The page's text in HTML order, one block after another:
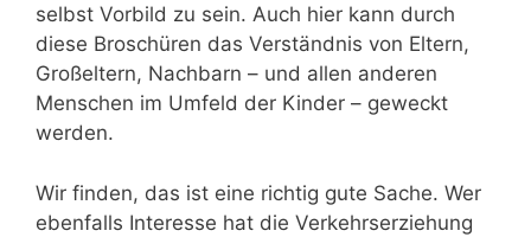
selbst Vorbild zu sein. Auch hier kann durch
diese Broschüren das Verständnis von Eltern,
Großeltern, Nachbarn – und allen anderen
Menschen im Umfeld der Kinder – geweckt
werden.
Wir finden, das ist eine richtig gute Sache. Wer
ebenfalls Interesse hat die Verkehrserziehung